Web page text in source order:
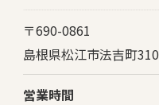
〒690-0861
島根県松江市法吉町310
営業時間